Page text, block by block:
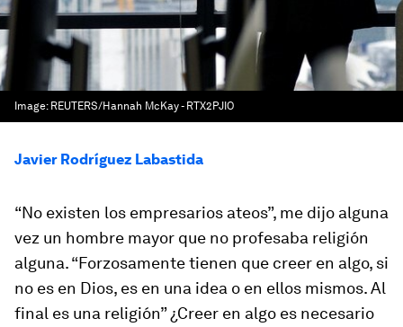
Image: REUTERS/Hannah McKay - RTX2PJIO
Javier Rodríguez Labastida
“No existen los empresarios ateos”, me dijo alguna
vez un hombre mayor que no profesaba religión
alguna. “Forzosamente tienen que creer en algo, si
no es en Dios, es en una idea o en ellos mismos. Al
final es una religión” ¿Creer en algo es necesario